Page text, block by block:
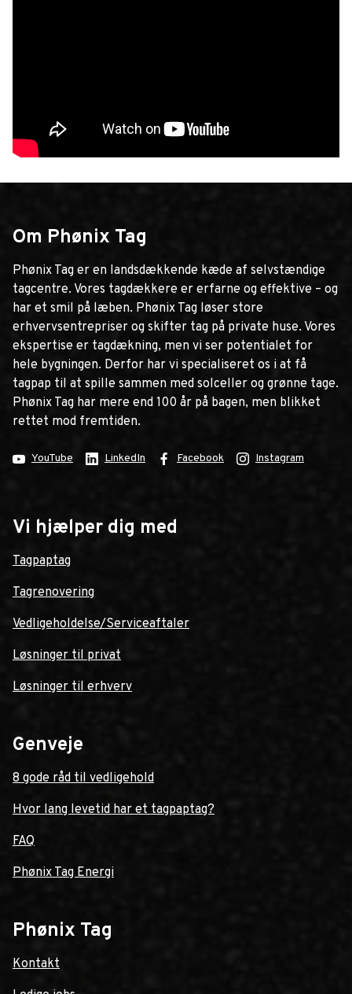
Om Phønix Tag
Phønix Tag er en landsdækkende kæde af selvstændige
tagcentre. Vores tagdækkere er erfarne og effektive – og
har et smil på læben. Phønix Tag løser store
erhvervsentrepriser og skifter tag på private huse. Vores
ekspertise er tagdækning, men vi ser potentialet for
hele bygningen. Derfor har vi specialiseret os i at få
tagpap til at spille sammen med solceller og grønne tage.
Phønix Tag har mere end 100 år på bagen, men blikket
rettet mod fremtiden.
YouTube LinkedIn Facebook Instagram
Vi hjælper dig med
Tagpaptag
Tagrenovering
Vedligeholdelse/Serviceaftaler
Løsninger til privat
Løsninger til erhverv
Genveje
8 gode råd til vedligehold
Hvor lang levetid har et tagpaptag?
FAQ
Phønix Tag Energi
Phønix Tag
Kontakt